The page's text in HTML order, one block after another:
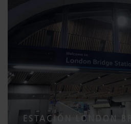
ESTACIÓN LONDON